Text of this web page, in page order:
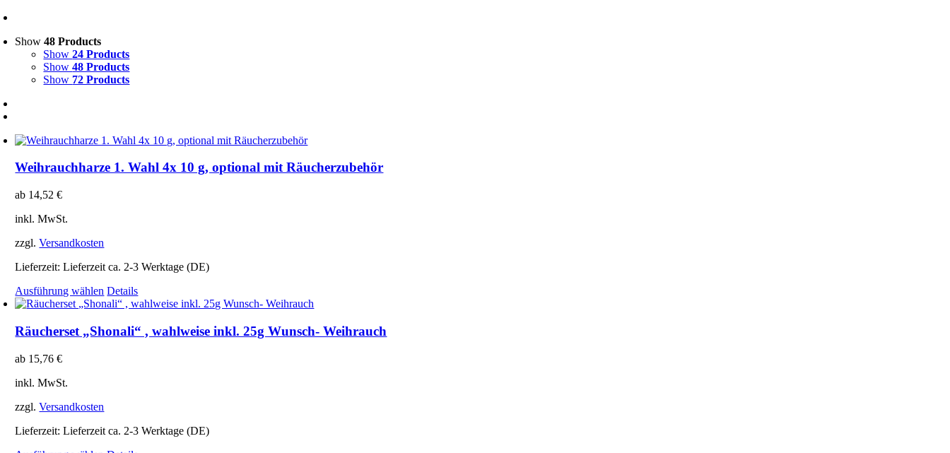
Show48 Products
Show24 Products
Show48 Products
Show 72 Products
Weihrauchharze 1. Wahl 4x 10 g, optional mit Räucherzubehör
ab 14,52€
inkl. MwSt.
zzgl.Versandkosten
Lieferzeit:Lieferzeit ca. 2-3 Werktage (DE)
Ausführung wählen Dieses
Produkt
mehrere
Varianten
Produktseite
Details
Räucherset „Shonali“ , wahlweise inkl. 25g Wunsch- Weihrauch
ab 15,76€
inkl. MwSt.
zzgl.Versandkosten
Lieferzeit:Lieferzeit ca. 2-3 Werktage (DE)